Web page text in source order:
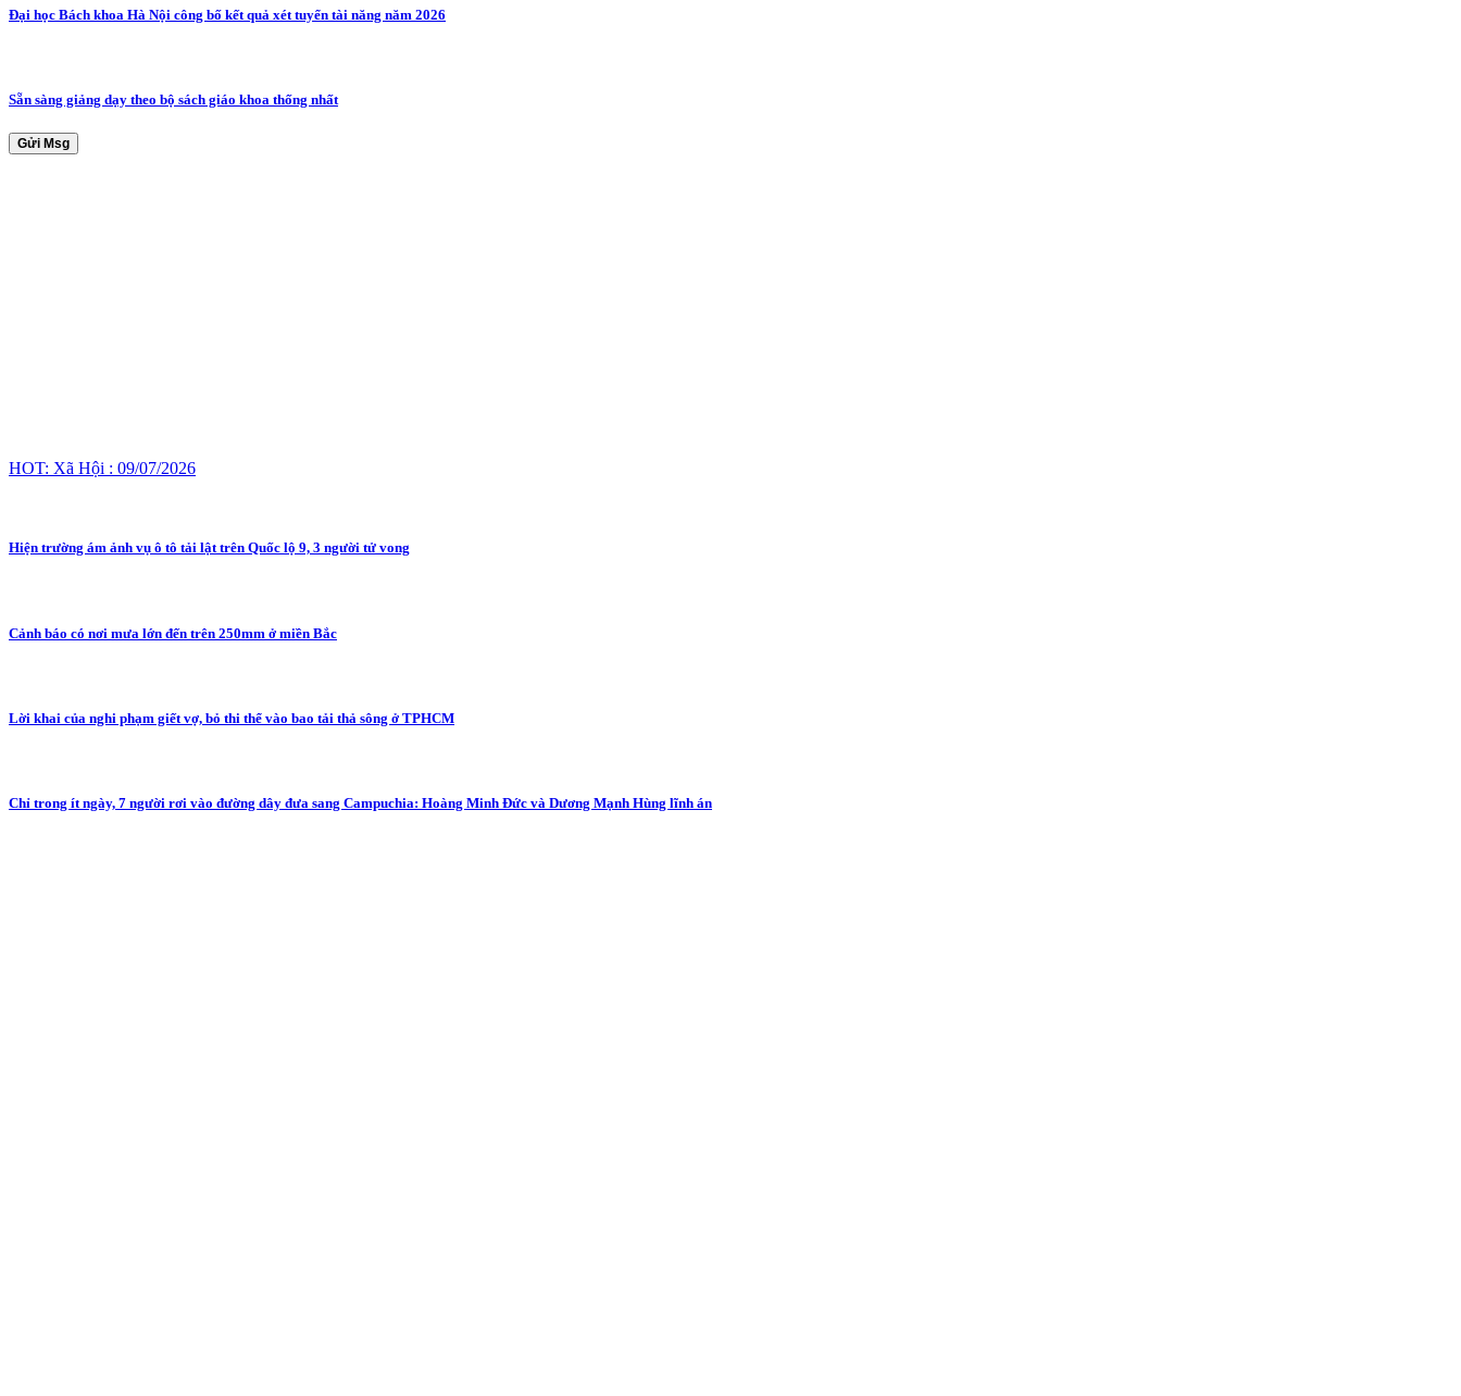
Đại học Bách khoa Hà Nội công bố kết quả xét tuyển tài năng năm 2026
Sẵn sàng giảng dạy theo bộ sách giáo khoa thống nhất
Gửi Msg
HOT: Xã Hội : 09/07/2026
Hiện trường ám ảnh vụ ô tô tải lật trên Quốc lộ 9, 3 người tử vong
Cảnh báo có nơi mưa lớn đến trên 250mm ở miền Bắc
Lời khai của nghi phạm giết vợ, bỏ thi thể vào bao tải thả sông ở TPHCM
Chỉ trong ít ngày, 7 người rơi vào đường dây đưa sang Campuchia: Hoàng Minh Đức và Dương Mạnh Hùng lĩnh án